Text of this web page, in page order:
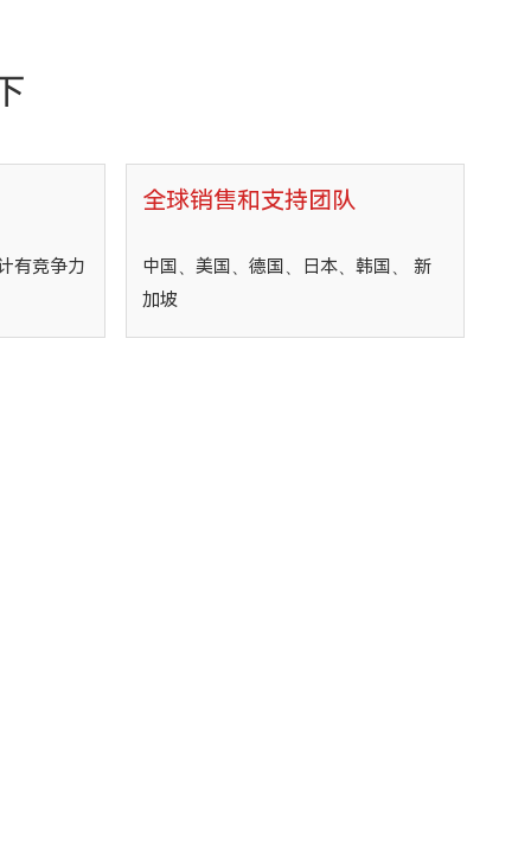
有竞争力
全球销售和支持团队
中国、美国、德国、日本、韩国、 新
加坡